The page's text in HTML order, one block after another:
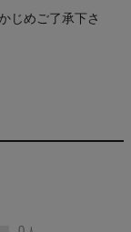
じめご了承下さ